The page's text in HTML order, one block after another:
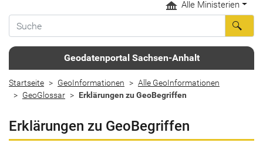
Alle Ministerien
Geodatenportal Sachsen-Anhalt
Startseite GeoInformationen
Alle GeoInformationen
GeoGlossar
Erklärungen zu GeoBegriffen
Erklärungen zu GeoBegriffen